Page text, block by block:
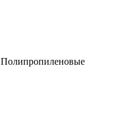
Полипропиленовые